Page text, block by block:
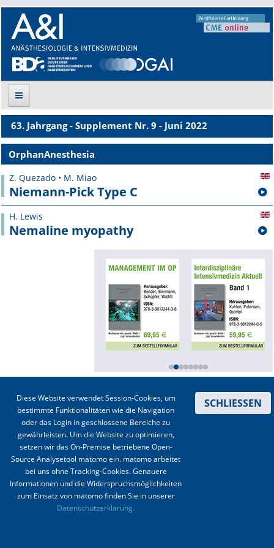
Suche
Aktuelle Ausgabe
Leitlinien
Archiv
Supplements OrphanAnesthesia
Autoren-Service
Bestell-Service
Stellenmarkt
Kongresskalender
63. Jahrgang - Supplement Nr. 9 - Juni 2022
OrphanAnesthesia
Z. Quezado • M. Miao
Niemann-Pick Type C
H. Lewis
Nemaline myopathy
Haftungsausschluss | AGBs
© 2003-2020 Anästhesiologie & Intensivmedizin, Aktiv Druck und Verlag GmbH ISSN 1439-
0256 (online) ISSN 0170-5334 (Print)
Diese Website verwendet Session-Cookies, um
bestimmte Funktionalitäten wie die Navigation
oder das Login in geschlossene Bereiche zu
gewährleisten. Um die Website zu optimieren,
setzen wir das On-Premise betriebene Open-
Source Analysetool matomo ein. matomo arbeitet
bei uns ohne Tracking-Cookies. Genauere
Informationen und die Widerspruchsmöglichkeiten
zum Einsatz von matomo finden Sie in unserer
Datenschutzerklärung.
SCHLIESSEN